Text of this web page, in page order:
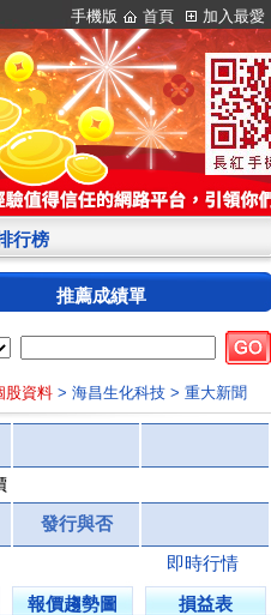
手機版 首頁 加入最愛
行榜
推薦成績單
股資料 > 海昌生化科技 > 重大新聞
發行與否
即時行情
報價趨勢圖 損益表